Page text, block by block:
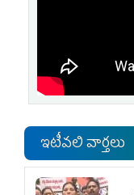
ఇటీవలి వార్తలు